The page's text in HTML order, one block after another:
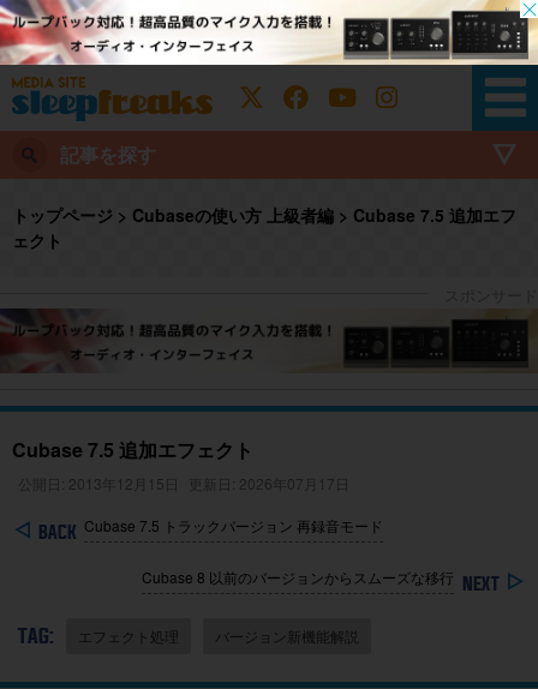
記事を探す
トップページ > Cubaseの使い方 上級者編 > Cubase 7.5 追加エフ
ェクト
Cubase 7.5 追加エフェクト
公開日: 2013年12月15日 更新日: 2026年07月17日
Cubase 7.5 トラックバージョン 再録音モード
Cubase 8 以前のバージョンからスムーズな移行
TAG: エフェクト処理 バージョン新機能解説